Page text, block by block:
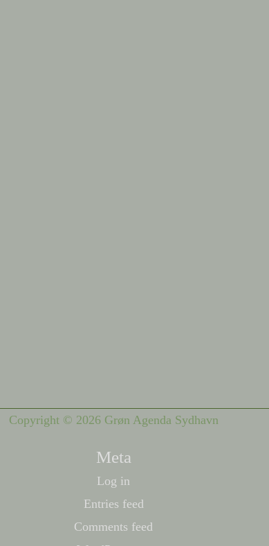
Copyright © 2026 Grøn Agenda Sydhavn
Meta
Log in
Entries feed
Comments feed